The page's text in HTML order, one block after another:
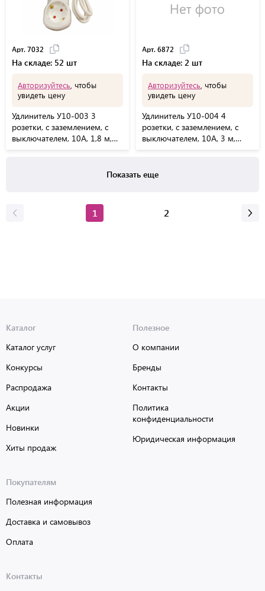
Арт. 7032
На складе: 52 шт
Авторизуйтесь , чтобы
увидеть цену
Удлинитель У10-003 3
розетки, с заземлением, с
выключателем, 10А, 1,8 м,
Арт. 6872
На складе: 2 шт
Авторизуйтесь , чтобы
увидеть цену
Удлинитель У10-004 4
розетки, с заземлением, с
выключателем, 10А, 3 м,
Показать еще
1 2
Каталог
Каталог услуг
Конкурсы
Распродажа
Акции
Новинки
Хиты продаж
Полезное
О компании
Бренды
Контакты
Политика
конфиденциальности
Юридическая информация
Покупателям
Полезная информация
Доставка и самовывоз
Оплата
Контакты